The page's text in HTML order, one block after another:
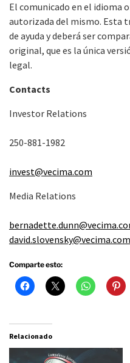
El comunicado en el idioma
autorizada del mismo. Esta
de ayuda y deberá ser
original, que es la única
legal.
Contacts
Investor Relations
250-881-1982
invest@vecima.com
Media Relations
david.slovensky@vecima.com
Comparte esto:
Relacionado